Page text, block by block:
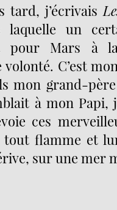
tard, j’écrivais
laquelle un
pour Mars à
C’est
mon grand-
à mon Papi,
ces
flamme et
sur une mer